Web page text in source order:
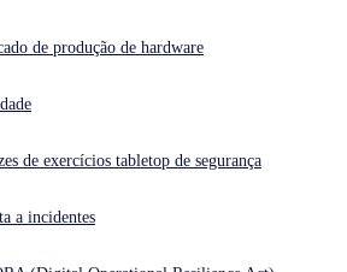
cibernético? Obtenha ajuda imediata
switcher
de produção de hardware
de exercícios tabletop de segurança
a incidentes
than five months remotely googling for